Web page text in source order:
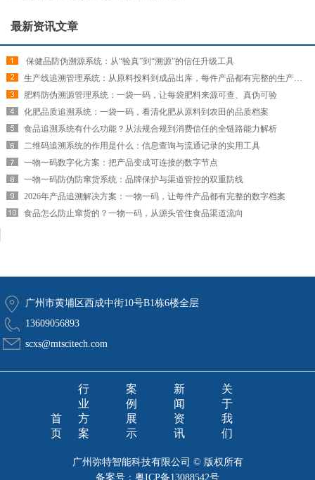
最新资讯文章
​ 保健品防伪溯源系统：从“验真”到“溯源”的信任升级工具
生产线追溯管理系统：从原料投料到成品出库，每件产品都有完整的生产履历
肥料防伪溯源管理系统：一袋一码，让每袋肥料来源可查、真伪可验
化肥品质追溯系统：一袋一码，看清化肥从原料到农田的品质档案
食品追溯系统有什么功能？从法规合规到消费信任的全链路能力解析
二维码追溯系统的作用是什么：信息查询与流通记录的实用工具
一物一码数字化方案：把产品变成可连接的数字节点
一物一码防伪防窜货系统：品牌保护与渠道管控的双重防线
2026年产品追溯解决方案：一物一码，让每件产品都有完整的数字档案
食品怎么防止窜货的？一物一码，从源头管住食品渠道流向
广州市黄埔区西成中街10号B1栋6楼全层
13609056893
scxs@mtscitech.com
首
页
行
业
方
案
案
例
展
示
新
闻
资
讯
关
于
我
们
广州弥特智能科技有限公司 © 版权所有
备案号： 粤ICP备13088542号